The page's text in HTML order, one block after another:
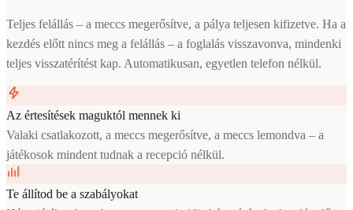
Teljes felállás – a meccs megerősítve, a pálya teljesen kifizetve. Ha a
kezdés előtt nincs meg a felállás – a foglalás visszavonva, mindenki
teljes visszatérítést kap. Automatikusan, egyetlen telefon nélkül.
Az értesítések maguktól mennek ki
Valaki csatlakozott, a meccs megerősítve, a meccs lemondva – a
játékosok mindent tudnak a recepció nélkül.
Te állítod be a szabályokat